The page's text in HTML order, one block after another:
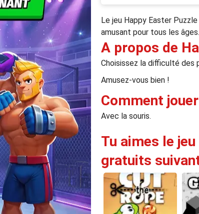
Le jeu Happy Easter
amusant pour tous les âges.
A propos de
Choisissez la difficulté des
Amusez-vous bien !
Comment
Avec la souris.
Tu aimes le
gratuits